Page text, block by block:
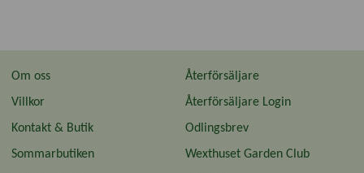
Om oss
Villkor
Kontakt & Butik
Sommarbutiken
Återförsäljare
Återförsäljare Login
Odlingsbrev
Wexthuset Garden Club